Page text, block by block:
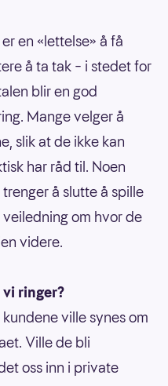
en «lettelse» å få
å ta tak – i stedet for
blir en god
Mange velger å
slik at de ikke kan
har råd til. Noen
å slutte å spille
om hvor de
videre.
ringer?
ville synes om
Ville de bli
oss inn i private